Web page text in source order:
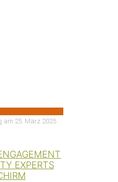
am 25. März 2025
EXPERTS